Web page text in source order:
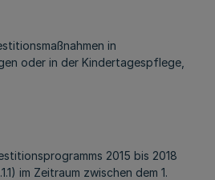
in
oder in der Kindertagespflege,
2015 bis 2018
im Zeitraum zwischen dem 1.